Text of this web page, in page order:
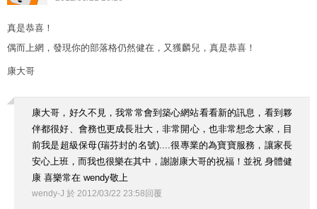
真是恭喜！
偶而上網，發現你的部落格仍然健在，又獲麟兒，真是恭喜！
康大哥
康大哥，好久不見，我常常會到築心網站看看新的訊息，看到夥
伴都很好、會務也更成長壯大，非常開心，也非常想念大家，目
前我是超級保母(瑞芬封的名號)....很專業的為寶寶服務，讓家長
安心上班，而我也很樂在其中，謝謝康大哥的祝福！並祝 身體健
康 喜樂常在 wendy敬上
wendy-J 於 2012/03/22 23:58 回覆